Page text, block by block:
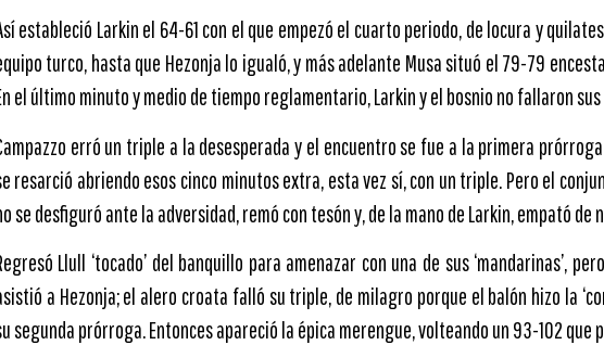
estableció Larkin el 64-61 con el que empezó el cuarto periodo, de locura y
turco, hasta que Hezonja lo igualó, y más adelante Musa situó el 79-79
el último minuto y medio de tiempo reglamentario, Larkin y el bosnio no fallaron
erró un triple a la desesperada y el encuentro se fue a la primera
resarció abriendo esos cinco minutos extra, esta vez sí, con un triple. Pero el
se desfiguró ante la adversidad, remó con tesón y, de la mano de Larkin, empató de
Llull ‘tocado’ del banquillo para amenazar con una de sus ‘mandarinas’,
a Hezonja; el alero croata falló su triple, de milagro porque el balón hizo la
segunda prórroga. Entonces apareció la épica merengue, volteando un 93-102 que